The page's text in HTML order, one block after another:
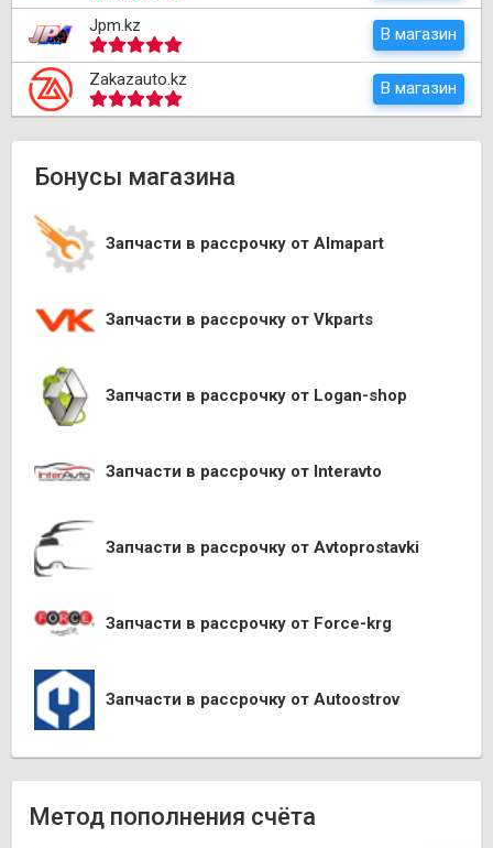
Jpm.kz В магазин
Zakazauto.kz В магазин
Бонусы магазина
Запчасти в рассрочку от Almapart
Запчасти в рассрочку от Vkparts
Запчасти в рассрочку от Logan-shop
Запчасти в рассрочку от Interavto
Запчасти в рассрочку от Avtoprostavki
Запчасти в рассрочку от Force-krg
Запчасти в рассрочку от Autoostrov
Метод пополнения счёта